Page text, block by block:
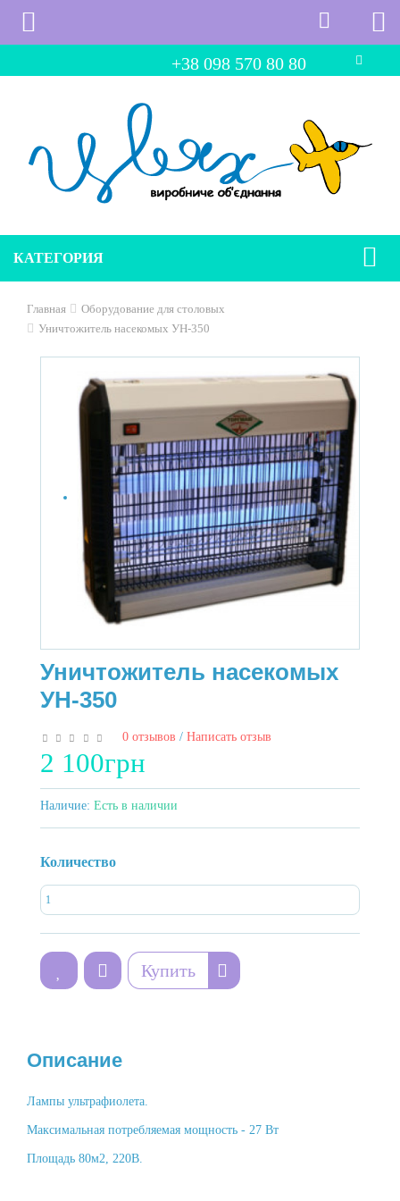
+38 098 570 80 80
КАТЕГОРИЯ
Главная
Оборудование для столовых
Уничтожитель насекомых УН-350
Уничтожитель насекомых
УН-350
0 отзывов / Написать отзыв
2 100грн
Наличие: Есть в наличии
Количество
Купить
Описание
Лампы ультрафиолета.
Максимальная потребляемая мощность - 27 Вт
Площадь 80м2, 220В.